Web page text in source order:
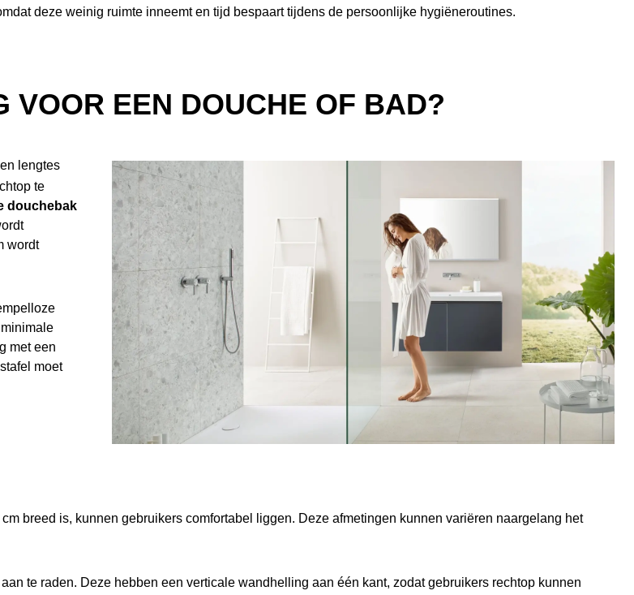
deze weinig ruimte inneemt en tijd bespaart tijdens de persoonlijke hygiëneroutines.
VOOR EEN DOUCHE OF BAD?
lengtes
te
douchebak
wordt
met een
moet
breed is, kunnen gebruikers comfortabel liggen. Deze afmetingen kunnen variëren naargelang het
te raden. Deze hebben een verticale wandhelling aan één kant, zodat gebruikers rechtop kunnen